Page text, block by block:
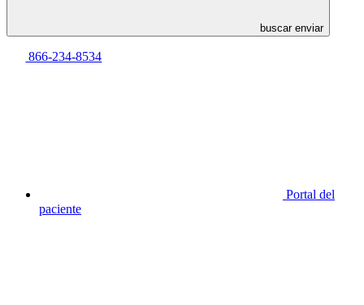
buscar enviar
866-234-8534
Portal del
paciente